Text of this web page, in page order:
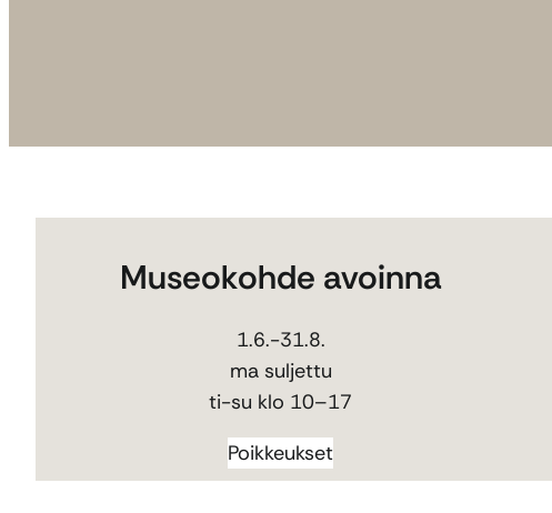
Museokohde avoinna
1.6.-31.8.
ma suljettu
ti-su klo 10–17
Poikkeukset